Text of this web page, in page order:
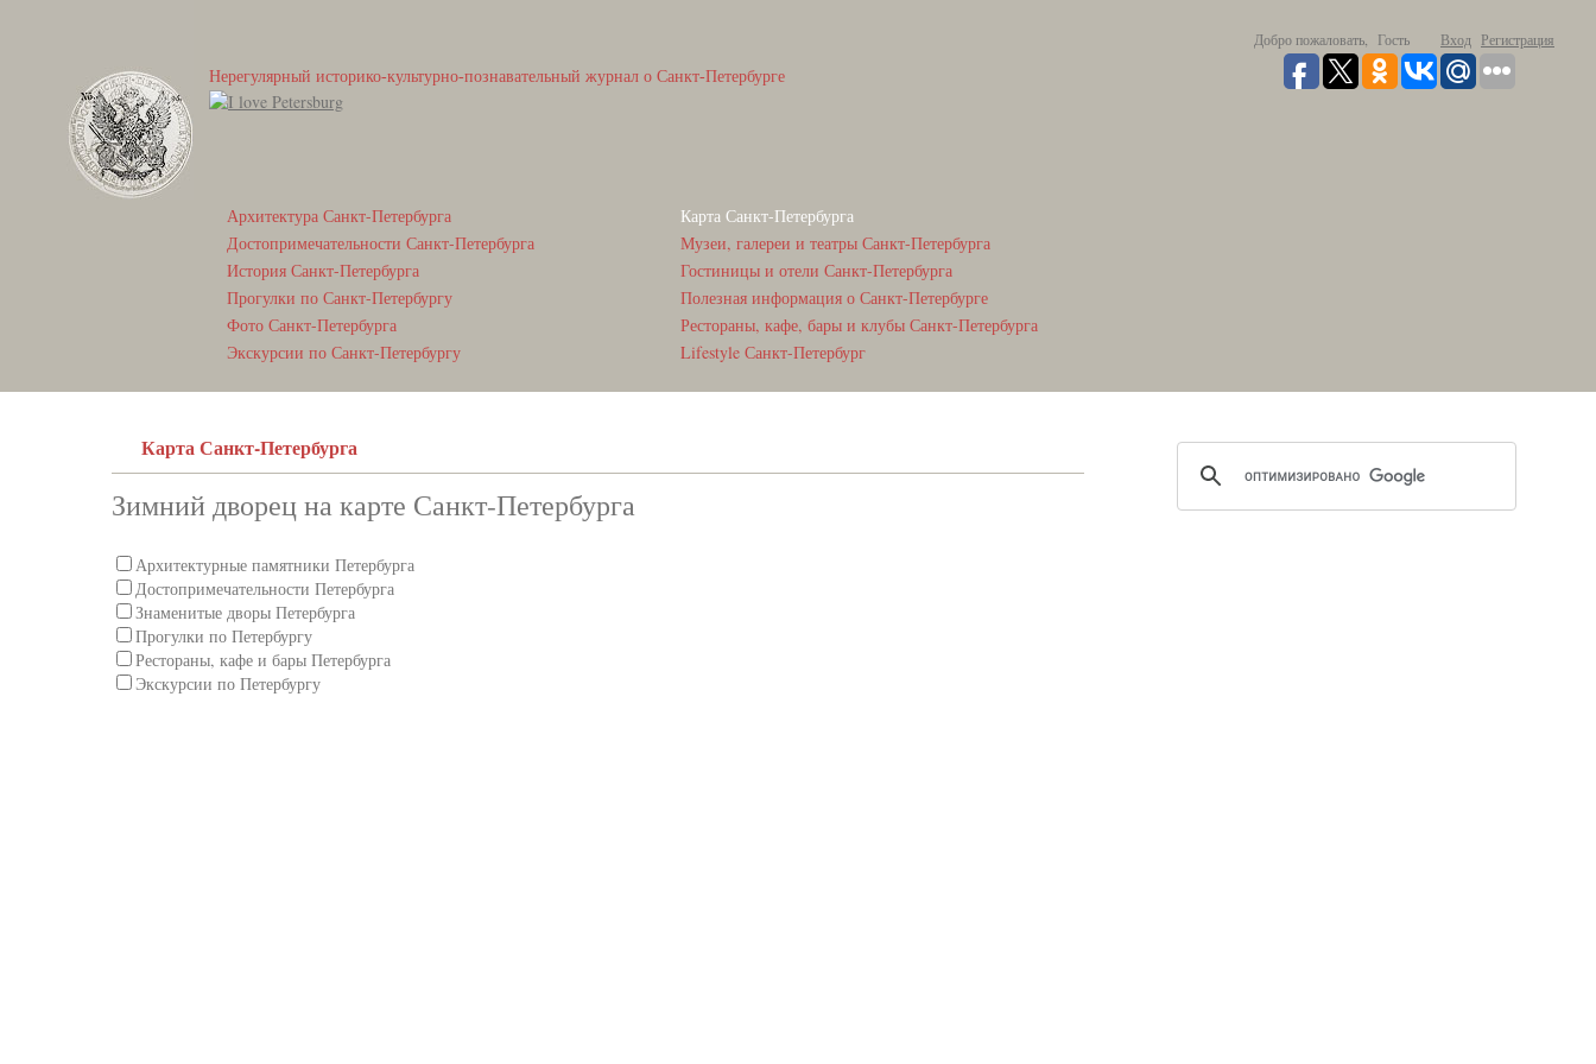
Добро пожаловать, Гость Вход Регистрация
Нерегулярный историко-культурно-познавательный журнал о Санкт-Петербурге
Архитектура Санкт-Петербурга
Достопримечательности Санкт-Петербурга
История Санкт-Петербурга
Прогулки по Санкт-Петербургу
Фото Санкт-Петербурга
Экскурсии по Санкт-Петербургу
Карта Санкт-Петербурга
Музеи, галереи и театры Санкт-Петербурга
Гостиницы и отели Санкт-Петербурга
Полезная информация о Санкт-Петербурге
Рестораны, кафе, бары и клубы Санкт-Петербурга
Lifestyle Санкт-Петербург
Карта Санкт-Петербурга
Зимний дворец на карте Санкт-Петербурга
Архитектурные памятники Петербурга
Достопримечательности Петербурга
Знаменитые дворы Петербурга
Прогулки по Петербургу
Рестораны, кафе и бары Петербурга
Экскурсии по Петербургу